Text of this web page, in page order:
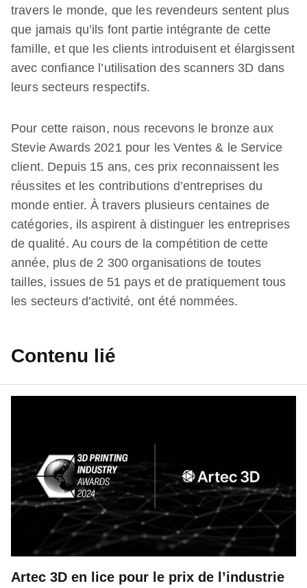
travers le monde, que les revendeurs sentent plus
que jamais qu’ils font partie intégrante de cette
famille, et que les clients introduisent et élargissent
avec confiance l’utilisation des scanners 3D dans
leurs secteurs respectifs.
Pour cette raison, nous recevons le bronze aux
Stevie Awards 2021 pour les Ventes & le Service
client. Depuis 15 ans, ces prix reconnaissent les
réussites et les contributions d’entreprises du
monde entier. À travers plusieurs centaines de
catégories, ils aspirent à distinguer les entreprises
de qualité. Au cours de la compétition de cette
année, plus de 2 300 organisations de toutes
tailles, issues de 51 pays et de pratiquement tous
les secteurs d’activité, ont été nommées.
Contenu lié
Artec 3D en lice pour le prix de l’industrie